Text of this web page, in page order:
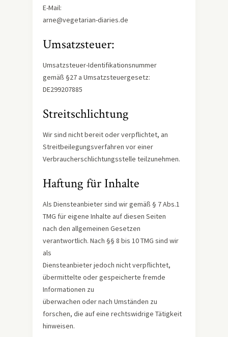
E-Mail:
arne@vegetarian-diaries.de
Umsatzsteuer:
Umsatzsteuer-Identifikationsnummer
gemäß §27 a Umsatzsteuergesetz:
DE299207885
Streitschlichtung
Wir sind nicht bereit oder verpflichtet, an
Streitbeilegungsverfahren vor einer
Verbraucherschlichtungsstelle teilzunehmen.
Haftung für Inhalte
Als Diensteanbieter sind wir gemäß § 7 Abs.1
TMG für eigene Inhalte auf diesen Seiten
nach den allgemeinen Gesetzen
verantwortlich. Nach §§ 8 bis 10 TMG sind wir
als
Diensteanbieter jedoch nicht verpflichtet,
übermittelte oder gespeicherte fremde
Informationen zu
überwachen oder nach Umständen zu
forschen, die auf eine rechtswidrige Tätigkeit
hinweisen.